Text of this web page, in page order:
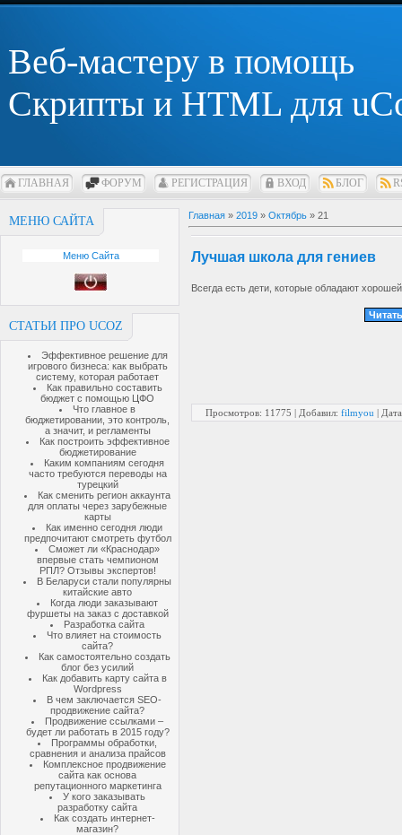
Веб-мастеру в помощь
Скрипты и HTML для
ГЛАВНАЯ ФОРУМ РЕГИСТРАЦИЯ ВХОД БЛОГ
МЕНЮ САЙТА
Меню Сайта
СТАТЬИ ПРО UCOZ
Эффективное решение для
игрового бизнеса: как выбрать
систему, которая работает
Как правильно составить
бюджет с помощью ЦФО
Что главное в
бюджетировании, это контроль,
а значит, и регламенты
Как построить эффективное
бюджетирование
Каким компаниям сегодня
часто требуются переводы на
турецкий
Как сменить регион аккаунта
для оплаты через зарубежные
карты
Как именно сегодня люди
предпочитают смотреть футбол
Сможет ли «Краснодар»
впервые стать чемпионом
РПЛ? Отзывы экспертов!
В Беларуси стали популярны
китайские авто
Когда люди заказывают
фуршеты на заказ с доставкой
Разработка сайта
Что влияет на стоимость
сайта?
Как самостоятельно создать
блог без усилий
Как добавить карту сайта в
Wordpress
В чем заключается SEO-
продвижение сайта?
Продвижение ссылками –
будет ли работать в 2015 году?
Программы обработки,
сравнения и анализа прайсов
Комплексное продвижение
сайта как основа
репутационного маркетинга
У кого заказывать
разработку сайта
Как создать интернет-
магазин?
Главная » 2019 » Октябрь » 21
Лучшая школа для гениев
Всегда есть дети, которые обладают
Просмотров: 11775 | Добавил: filmyou |